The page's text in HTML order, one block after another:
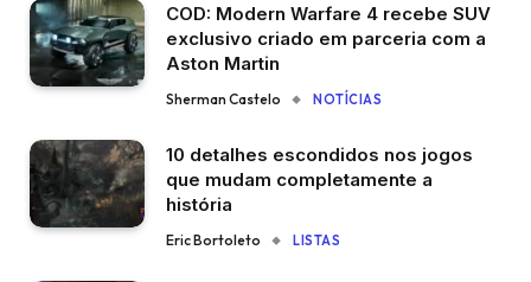
COD: Modern Warfare 4 recebe SUV
exclusivo criado em parceria com a
Aston Martin
Sherman Castelo NOTÍCIAS
10 detalhes escondidos nos jogos
que mudam completamente a
história
Eric Bortoleto LISTAS